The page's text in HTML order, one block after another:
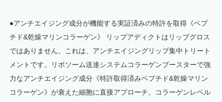
●アンチエイジング成分が機能する実証済みの特許を取得《ペプ
チド&乾燥マリンコラーゲン》 リップアディクトはリップグロス
ではありません。これは、アンチエイジングリップ集中トリート
メントです。リボソーム送達システムコラーゲンブースターで強
力なアンチエイジング成分《特許取得済みペプチド&乾燥マリン
コラーゲン》が衰えた細胞に直接アプローチ。コラーゲンレベル